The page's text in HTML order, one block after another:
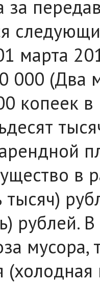
за
марта
000 (Два
копеек
в
тысяч)
рублей.
мусора,
(холодная